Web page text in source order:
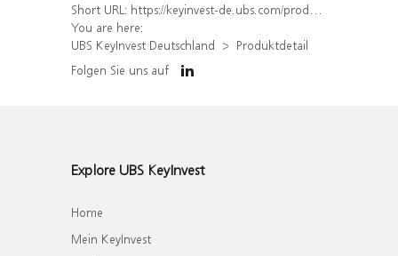
Short URL: https://keyinvest-de.ubs.com/produkt/detail/index/isin/DE000WA5YCQ2
You are here:
UBS KeyInvest Deutschland
Produktdetail
Folgen Sie uns auf
Explore UBS KeyInvest
Home
Mein KeyInvest